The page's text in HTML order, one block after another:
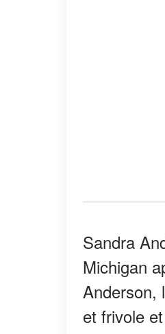
Sandra
Michigan
Anderson,
et frivole